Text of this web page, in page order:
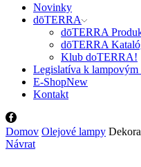
Novinky
dōTERRA
dōTERRA
dōTERRA
Klub doTERRA!
Legislatíva k lampovým
E-ShopNew
Kontakt
Facebook
Domov Olejové lampy
Návrat